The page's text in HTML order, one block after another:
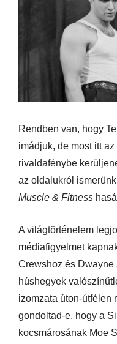
Rendben van, hogy
imádjuk, de most itt
rivaldafénybe
az oldalukról
Muscle & Fitness
A világtörténelem
médiafigyelmet
Crewshoz és
húshegyek
izomzata úton-útfélen
gondoltad-e, hogy a
kocsmárosának Moe